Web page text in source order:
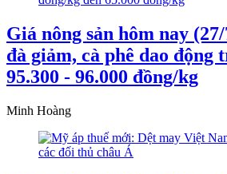
Giá nông sản hôm nay
đà giảm, cà phê dao động
95.300 - 96.000 đồng/kg
Minh Hoàng